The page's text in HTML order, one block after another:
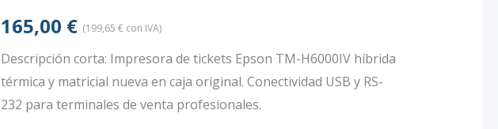
165,00 € (199,65 €con IVA)
Descripción corta: Impresora de tickets Epson TM-H6000IV híbrida
térmica y matricial nueva en caja original. Conectividad USB y RS-
232 para terminales de venta profesionales.